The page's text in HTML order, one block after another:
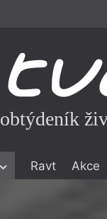
obtýdeník
Ravt Akce